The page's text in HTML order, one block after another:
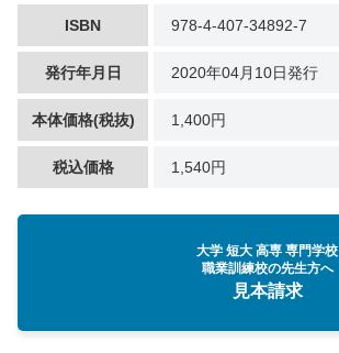
ISBN 978-4-407-34892-7
発行年月日 2020年04月10日発行
本体価格(税抜) 1,400円
税込価格 1,540円
大学 短大 高専 専門学校
職業訓練校の先生方へ
見本請求